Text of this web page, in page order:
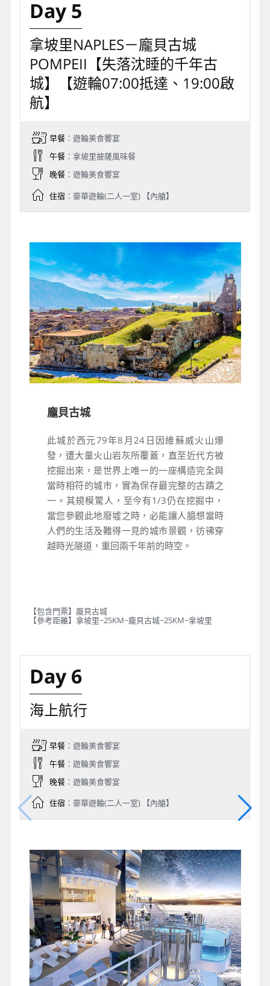
Day 5
拿坡里NAPLES－龐貝古城
POMPEII【失落沈睡的千年古
城】【遊輪07:00抵達、19:00啟
航】
早餐：遊輪美食饗宴
午餐：拿坡里披薩風味餐
晚餐：遊輪美食饗宴
住宿：豪華遊輪(二人一室) 【內艙】
龐貝古城
此城於西元79年8月24日因維蘇威火山爆
發，遭大量火山岩灰所覆蓋，直至近代方被
挖掘出來，是世界上唯一的一座構造完全與
當時相符的城市，實為保存最完整的古蹟之
一。其規模驚人，至今有1/3仍在挖掘中，
當您參觀此地廢墟之時，必能讓人臆想當時
人們的生活及難得一見的城市景觀，彷彿穿
越時光隧道，重回兩千年前的時空。
【包含門票】龐貝古城
【參考距離】拿坡里~25KM~龐貝古城~25KM~拿坡里
Day 6
海上航行
早餐：遊輪美食饗宴
午餐：遊輪美食饗宴
晚餐：遊輪美食饗宴
住宿：豪華遊輪(二人一室) 【內艙】